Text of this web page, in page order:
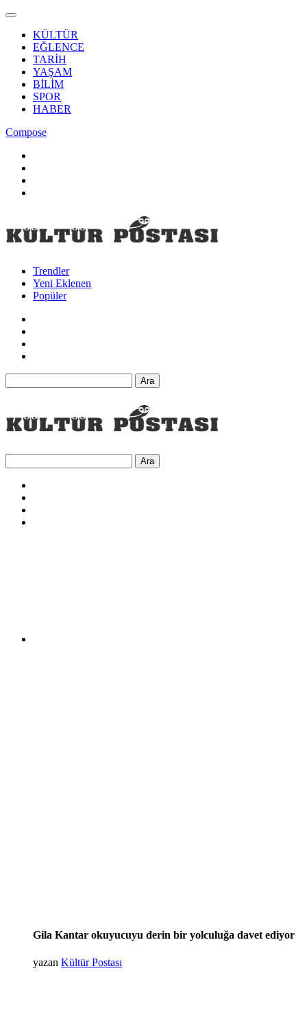
KÜLTÜR
EĞLENCE
TARİH
YAŞAM
BİLİM
SPOR
HABER
Compose
Trendler
Yeni Eklenen
Popüler
Ara
Ara
Gila Kantar okuyucuyu derin bir yolculuğa davet ediyor
yazan Kültür Postası